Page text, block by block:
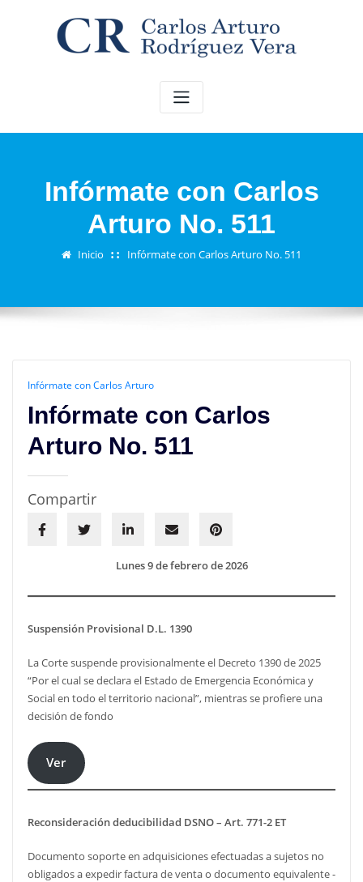
Infórmate con Carlos
Arturo No. 511
Inicio Infórmate con Carlos Arturo No. 511
Infórmate con Carlos Arturo
Infórmate con Carlos
Arturo No. 511
Compartir
Lunes 9 de febrero de 2026
Suspensión Provisional D.L. 1390
La Corte suspende provisionalmente el Decreto 1390 de 2025
“Por el cual se declara el Estado de Emergencia Económica y
Social en todo el territorio nacional”, mientras se profiere una
decisión de fondo
Ver
Reconsideración deducibilidad DSNO – Art. 771-2 ET
Documento soporte en adquisiciones efectuadas a sujetos no
obligados a expedir factura de venta o documento equivalente -